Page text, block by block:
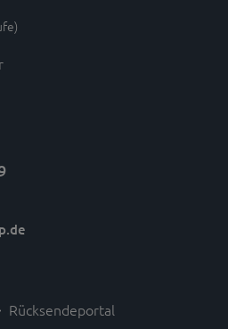
Rücksendeportal